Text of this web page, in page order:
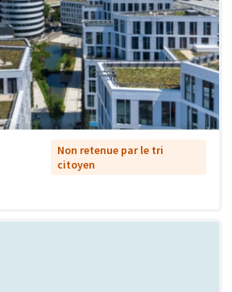
Non retenue par le tri
citoyen